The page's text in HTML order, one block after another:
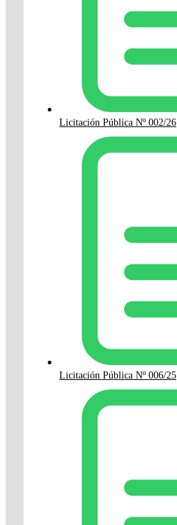
Licitación Pública Nº 002/26
Licitación Pública Nº 006/25